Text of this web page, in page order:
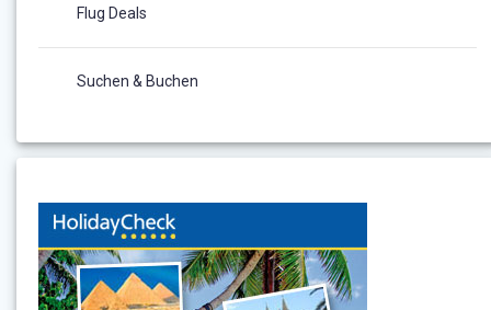
Flug Deals
Suchen & Buchen